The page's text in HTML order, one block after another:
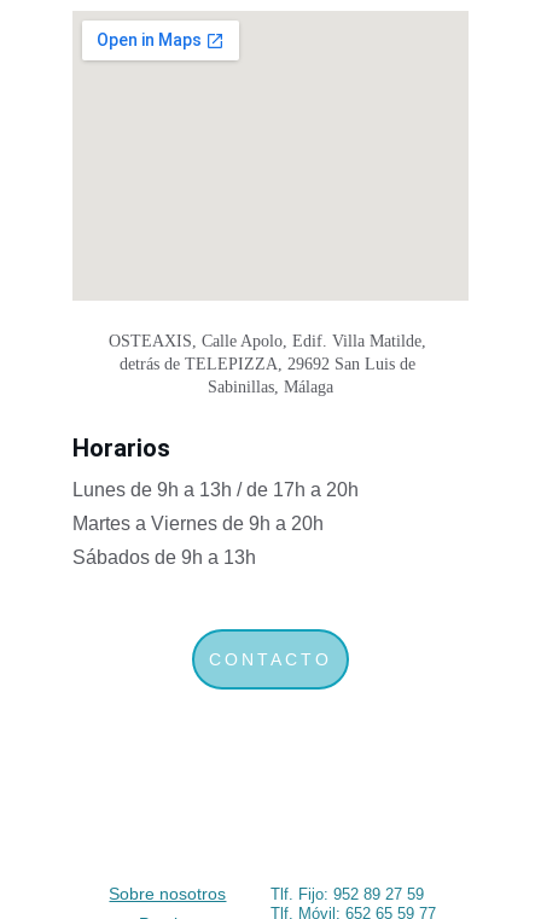
Dirección
OSTEAXIS, Calle Apolo, Edif. Villa Matilde,
detrás de TELEPIZZA, 29692 San Luis de
Sabinillas, Málaga
Horarios
Lunes de 9h a 13h / de 17h a 20h
Martes a Viernes de 9h a 20h
Sábados de 9h a 13h
CONTACTO
Tlf. Fijo: 952 89 27 59
Tlf. Móvil: 652 65 59 77
Sobre nosotros